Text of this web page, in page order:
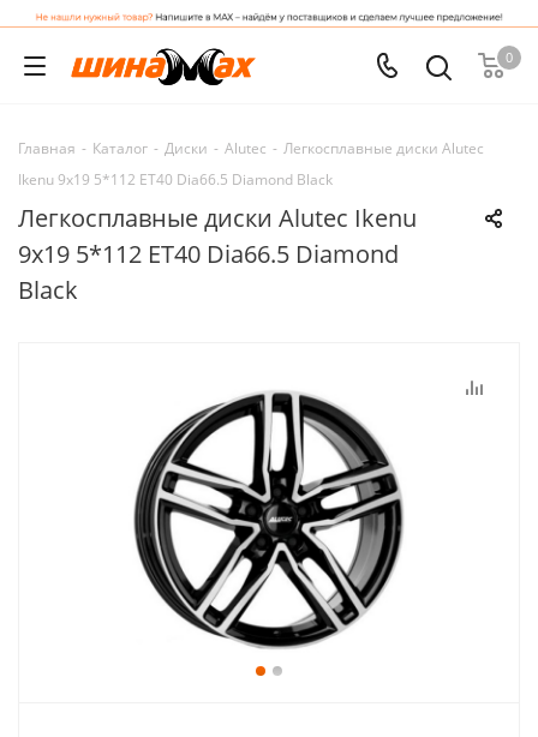
0
Главная - Каталог - Диски - Alutec - Легкосплавные диски Alutec
Ikenu 9x19 5*112 ET40 Dia66.5 Diamond Black
Легкосплавные диски Alutec Ikenu
9x19 5*112 ET40 Dia66.5 Diamond
Black